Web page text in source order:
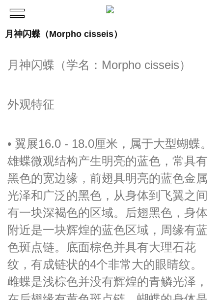
月神闪蝶（Morpho cisseis）
月神闪蝶（学名：Morpho cisseis）
外观特征
• 翼展16.0 - 18.0厘米，属于大型蝴蝶。
雄蝶微观结构产生明亮的蓝色，常具有
黑色的宽边缘，前翅具明亮的蓝色金属
光泽和广泛的黑色，从身体到飞翼之间
有一块深褐色的区域。后翅黑色，身体
附近是一块辉煌的蓝色区域，周缘有蓝
色斑点链。底面棕色并具有大理石花
纹，有成链状的4个非常大的眼睛纹。
雌蝶是浅棕色并没有辉煌的青鳞光泽，